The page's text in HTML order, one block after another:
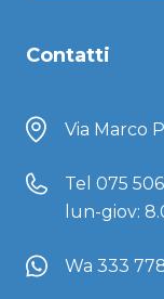
Contatti
Via Marco
Tel 075
lun-giov:
Wa 333